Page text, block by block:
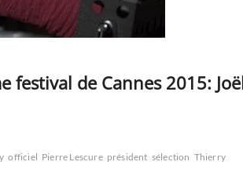
festival de Cannes 2015:
officiel Pierre Lescure président sélection Thierry